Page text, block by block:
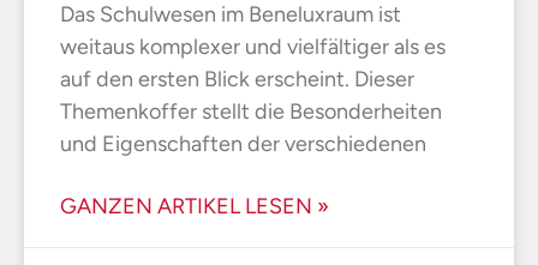
Das Schulwesen im Beneluxraum ist
weitaus komplexer und vielfältiger als es
auf den ersten Blick erscheint. Dieser
Themenkoffer stellt die Besonderheiten
und Eigenschaften der verschiedenen
GANZEN ARTIKEL LESEN »